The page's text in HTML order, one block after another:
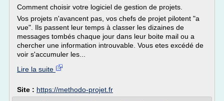
Comment choisir votre logiciel de gestion de projets.
Vos projets n'avancent pas, vos chefs de projet pilotent "a
vue". Ils passent leur temps à classer les dizaines de
messages tombés chaque jour dans leur boite mail ou a
chercher une information introuvable. Vous etes excédé de
voir s'accumuler les...
Lire la suite
Site : https://methodo-projet.fr